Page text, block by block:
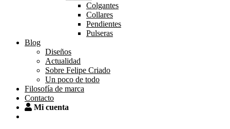
Colgantes
Collares
Pendientes
Pulseras
Blog
Diseños
Actualidad
Sobre Felipe Criado
Un poco de todo
Filosofía de marca
Contacto
Mi cuenta